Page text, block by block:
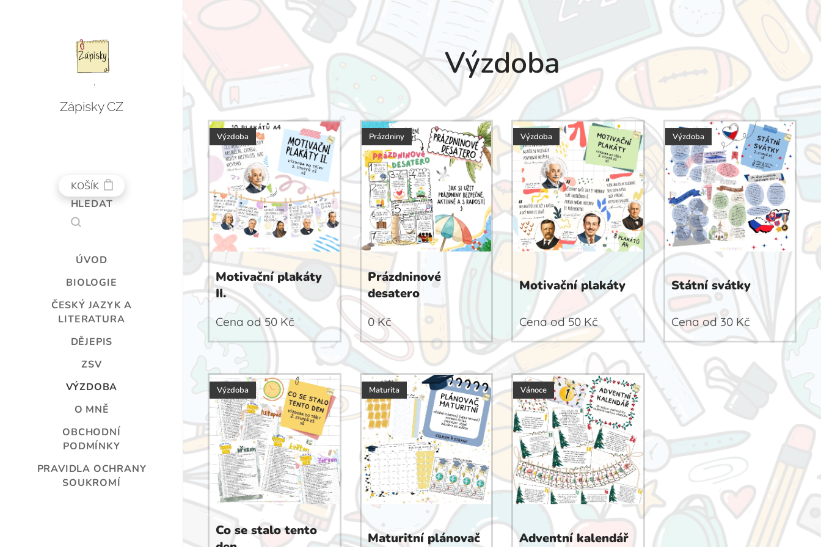
Zápisky CZ
KOŠÍK
HLEDAT
ÚVOD
BIOLOGIE
ČESKÝ JAZYK A
LITERATURA
DĚJEPIS
ZSV
VÝZDOBA
O MNĚ
OBCHODNÍ
PODMÍNKY
PRAVIDLA OCHRANY
SOUKROMÍ
Výzdoba
Motivační plakáty
II.
Výzdoba
Cena od50 Kč
Prázdninové
desatero
Prázdniny
0Kč
Motivační plakáty
Výzdoba
Cena od50 Kč
Státní svátky
Výzdoba
Cena od 30Kč
Co se stalo tento
Výzdoba
Maturitní plánovač
Maturita
Adventní kalendář
Vánoce